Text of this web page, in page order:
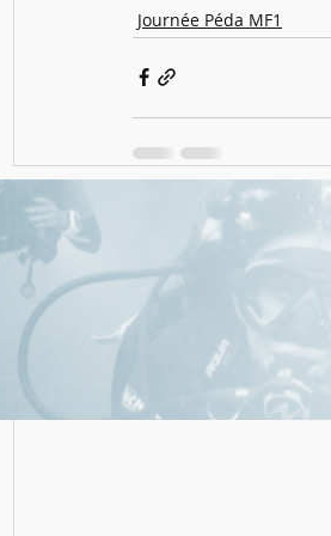
Journée Péda MF1
Posts récents